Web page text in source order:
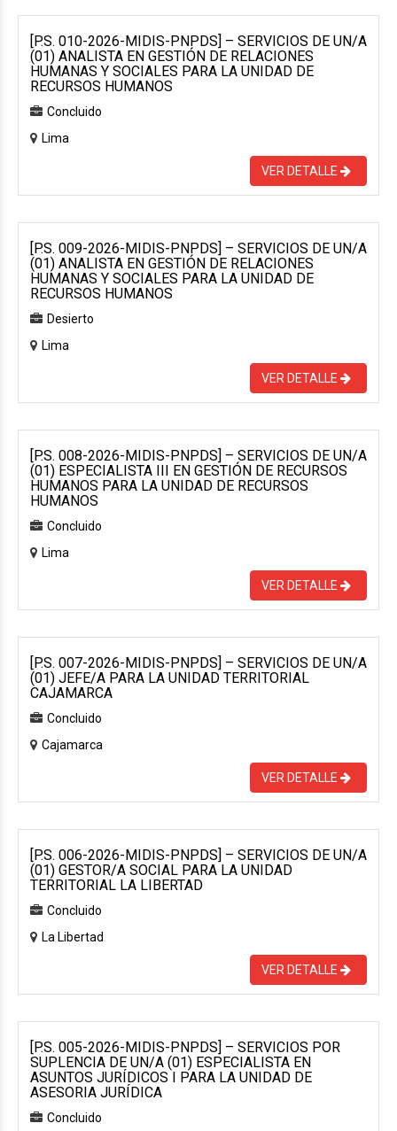
[P.S. 010-2026-MIDIS-PNPDS] – SERVICIOS DE UN/A
(01) ANALISTA EN GESTIÓN DE RELACIONES
HUMANAS Y SOCIALES PARA LA UNIDAD DE
RECURSOS HUMANOS
Concluido
Lima
VER DETALLE
[P.S. 009-2026-MIDIS-PNPDS] – SERVICIOS DE UN/A
(01) ANALISTA EN GESTIÓN DE RELACIONES
HUMANAS Y SOCIALES PARA LA UNIDAD DE
RECURSOS HUMANOS
Desierto
Lima
VER DETALLE
[P.S. 008-2026-MIDIS-PNPDS] – SERVICIOS DE UN/A
(01) ESPECIALISTA III EN GESTIÓN DE RECURSOS
HUMANOS PARA LA UNIDAD DE RECURSOS
HUMANOS
Concluido
Lima
VER DETALLE
[P.S. 007-2026-MIDIS-PNPDS] – SERVICIOS DE UN/A
(01) JEFE/A PARA LA UNIDAD TERRITORIAL
CAJAMARCA
Concluido
Cajamarca
VER DETALLE
[P.S. 006-2026-MIDIS-PNPDS] – SERVICIOS DE UN/A
(01) GESTOR/A SOCIAL PARA LA UNIDAD
TERRITORIAL LA LIBERTAD
Concluido
La Libertad
VER DETALLE
[P.S. 005-2026-MIDIS-PNPDS] – SERVICIOS POR
SUPLENCIA DE UN/A (01) ESPECIALISTA EN
ASUNTOS JURÍDICOS I PARA LA UNIDAD DE
ASESORIA JURÍDICA
Concluido